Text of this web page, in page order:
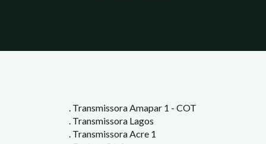
. Transmissora Amapar 1 - COT
. Transmissora Lagos
. Transmissora Acre 1